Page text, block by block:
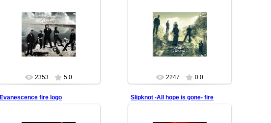
21.05.2009
Светловодская группа Nelly
Scream
http://vkontakte.ru/club5734354
redfill
2353 5.0
21.05.2009
Светловодская группа Nelly
Scream
http://vkontakte.ru/club5734354
redfill
2247 0.0
Evanescence fire logo Slipknot -All hope is gone- fire